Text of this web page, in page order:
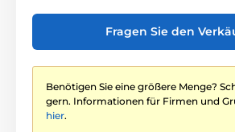
Fragen Sie den
Benötigen Sie eine größere Menge?
gern. Informationen für Firmen und
hier.